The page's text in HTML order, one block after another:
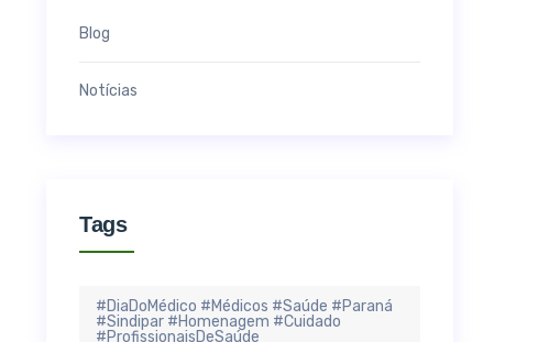
Blog
Notícias
Tags
#DiaDoMédico #Médicos #Saúde #Paraná
#Sindipar #Homenagem #Cuidado
#ProfissionaisDeSaúde